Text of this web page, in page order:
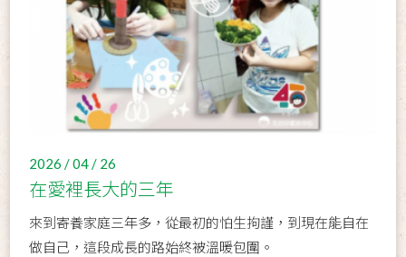
2026 / 04 / 26
在愛裡長大的三年
來到寄養家庭三年多，從最初的怕生拘謹，到現在能自在
做自己，這段成長的路始終被溫暖包圍。